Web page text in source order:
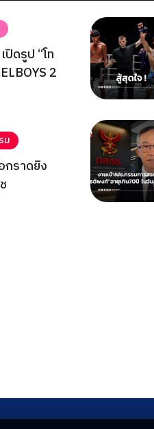
ดรูป “โท
2
ม
ราดยิง